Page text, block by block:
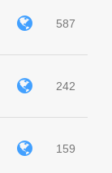
587
242
159